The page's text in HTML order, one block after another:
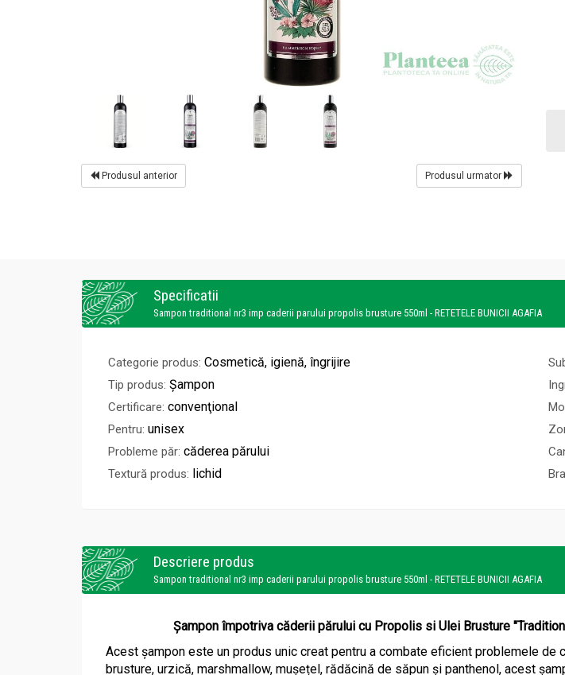
Produsul anterior Produsul urmator
Specificatii
Sampon traditional nr3 imp caderii parului propolis brusture 550ml - RETETELE BUNICII AGAFIA
Categorie produs: Cosmetică, igienă, îngrijire
Tip produs: Șampon
Certificare: convenţional
Pentru: unisex
Probleme păr: căderea părului
Textură produs: lichid
Descriere produs
Sampon traditional nr3 imp caderii parului propolis brusture 550ml - RETETELE BUNICII AGAFIA
Șampon împotriva căderii părului cu Propolis si Ulei Brusture
Acest șampon este un produs unic creat pentru a combate eficient problemele
brusture, urzică, marshmallow, mușețel, rădăcină de săpun și panthenol, acest